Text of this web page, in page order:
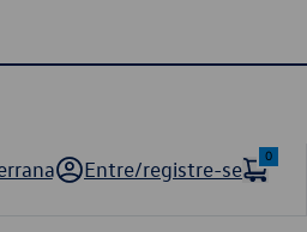
Entre/registre-se
0